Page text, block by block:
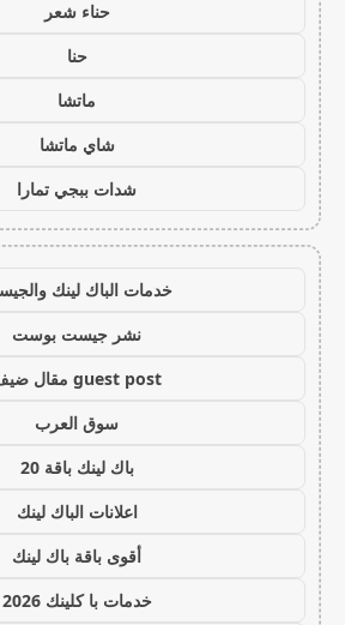
حناء شعر
حنا
ماتشا
شاي ماتشا
شدات ببجي تمارا
خدمات الباك لينك
نشر جيست بوست
guest post مقال ضيف
سوق العرب
باك لينك باقة 20
اعلانات الباك لينك
أقوى باقة باك لينك
خدمات با كلينك 2026